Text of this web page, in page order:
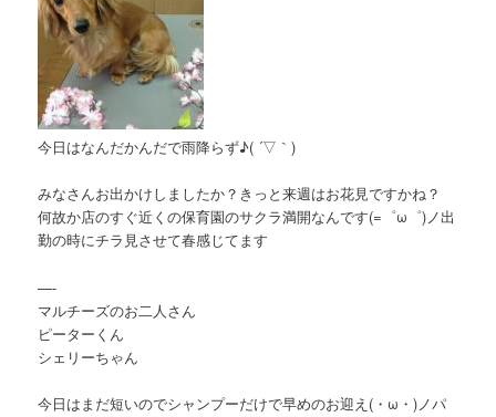
今日はなんだかんだで雨降らず♪( ´▽｀)
みなさんお出かけしましたか？きっと来週はお花見ですかね？
何故か店のすぐ近くの保育園のサクラ満開なんです(=゜ω゜)ノ出
勤の時にチラ見させて春感じてます
—-
マルチーズのお二人さん
ピーターくん
シェリーちゃん
今日はまだ短いのでシャンプーだけで早めのお迎え(・ω・)ノパ